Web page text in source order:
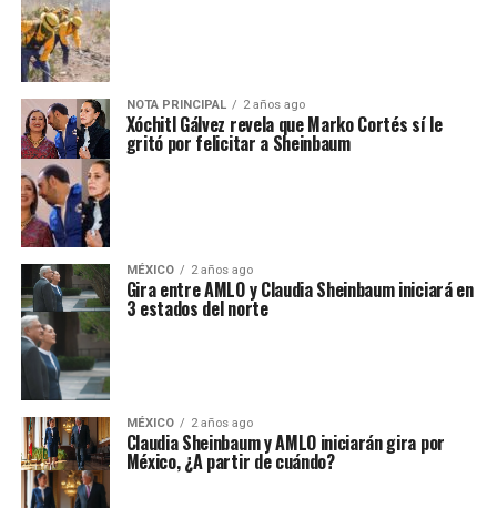
NOTA PRINCIPAL 2 años ago
Xóchitl Gálvez revela que Marko Cortés sí le
gritó por felicitar a Sheinbaum
MÉXICO 2 años ago
Gira entre AMLO y Claudia Sheinbaum iniciará en
3 estados del norte
MÉXICO 2 años ago
Claudia Sheinbaum y AMLO iniciarán gira por
México, ¿A partir de cuándo?